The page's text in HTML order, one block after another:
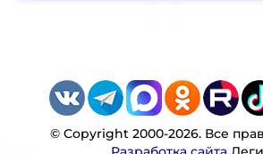
© Copyright 2000-2026. Все